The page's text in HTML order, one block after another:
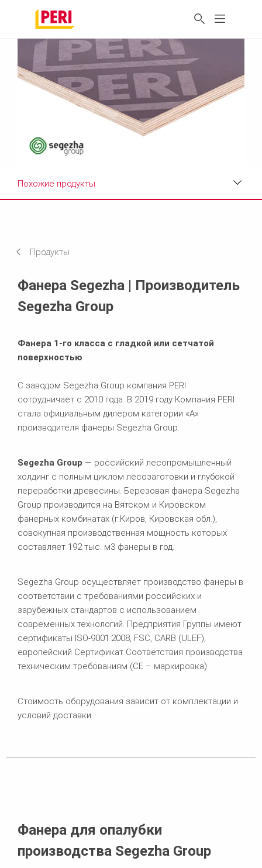
Похожие продукты
Продукты
Фанера Segezha | Производитель
Segezha Group
Фанера 1-го класса с гладкой или сетчатой
поверхностью
С заводом Segezha Group компания PERI
сотрудничает с 2010 года. В 2019 году Компания PERI
стала официальным дилером категории «А»
производителя фанеры Segezha Group.
Segezha Group — российский лесопромышленный
холдинг с полным циклом лесозаготовки и глубокой
переработки древесины. Березовая фанера Segezha
Group производится на Вятском и Кировском
фанерных комбинатах (г.Киров, Кировская обл.),
совокупная производственная мощность которых
составляет 192 тыс. м3 фанеры в год.
Segezha Group осуществляет производство фанеры в
соответствии с требованиями российских и
зарубежных стандартов с использованием
современных технологий. Предприятия Группы имеют
сертификаты ISO-9001:2008, FSC, CARB (ULEF),
европейский Сертификат Соответствия производства
техническим требованиям (СЕ – маркировка)
Стоимость оборудования зависит от комплектации и
условий доставки.
Фанера для опалубки
производства Segezha Group